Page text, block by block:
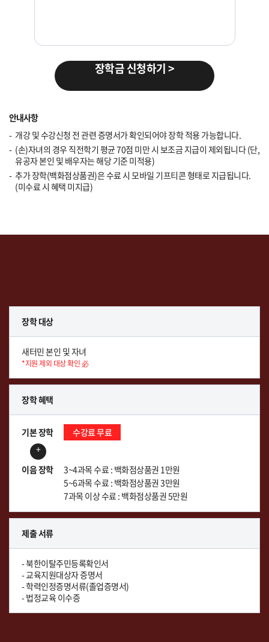
장학금 신청하기 >
안내사항
개강 및 수강신청 전 관련 증명서가 확인되어야 장학 적용 가능합니다.
(손)자녀의 경우 직전학기 평균 70점 미만 시 보조금 지급이 제외됩니다 (단,
유공자 본인 및 배우자는 해당 기준 미적용)
추가 장학(백화점상품권)은 수료 시 모바일 기프티콘 형태로 지급됩니다.
(미수료 시 혜택 미지급)
장학 대상
새터민 본인 및 자녀
*지원 제외 대상 확인 必
장학 혜택
기본 장학
수강료 무료
+
이음 장학
3~4과목 수료 : 백화점상품권 1만원
5~6과목 수료 : 백화점상품권 3만원
7과목 이상 수료 : 백화점상품권 5만원
제출 서류
- 북한이탈주민등록확인서
- 교육지원대상자 증명서
- 학력인정증명서류(졸업증명서)
- 법정교육 이수증